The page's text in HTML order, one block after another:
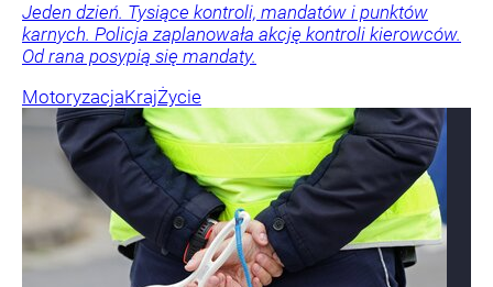
Jeden dzień. Tysiące kontroli, mandatów i punktów
karnych. Policja zaplanowała akcję kontroli kierowców.
Od rana posypią się mandaty.
MotoryzacjaKrajŻycie